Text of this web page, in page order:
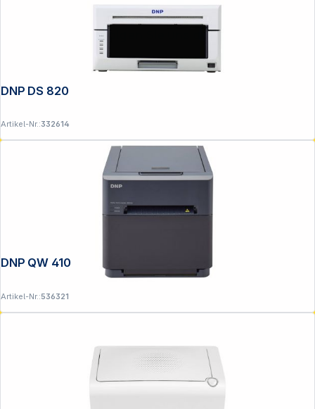
DNP DS 820
Artikel-Nr.:332614
DNP QW 410
Artikel-Nr.:536321
Folgen Sie uns auf